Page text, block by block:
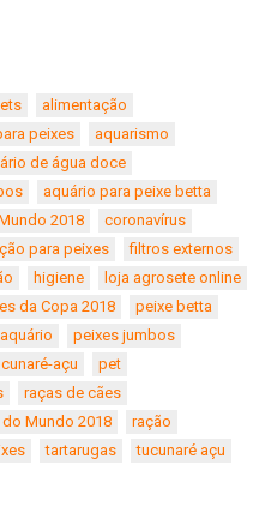
alimentação
peixes
aquarismo
de água doce
aquário para peixe betta
2018
coronavírus
para peixes
filtros externos
higiene
loja agrosete online
da Copa 2018
peixe betta
peixes jumbos
açu
pet
raças de cães
Mundo 2018
ração
tartarugas tucunaré açu